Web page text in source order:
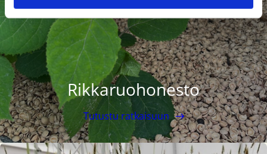
Rikkaruohonesto
Tutustu ratkaisuun